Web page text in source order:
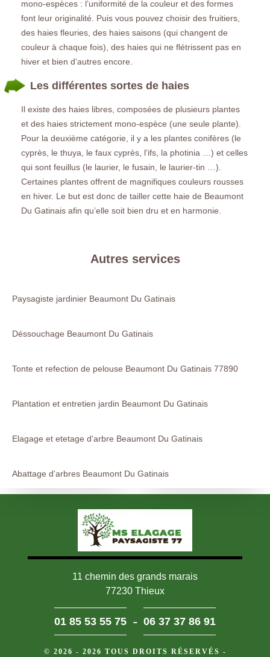
mono-espèces : l’uniformité de la couleur et des formes
font leur originalité. Puis vous pouvez choisir des fruitiers,
des haies fleuries, des haies saisons (qui changent de
couleur à chaque fois), des haies qui ne flétrissent pas en
hiver et bien d’autres encore.
Les différentes sortes de haies
Il existe des haies libres, composées de plusieurs plantes
et des haies strictement mono-espèce (une seule plante).
Pour la deuxième catégorie, il y a les plantes conifères (le
cyprès, le thuya, le faux cyprès, l’ifs, la photinia …) et celles
qui sont feuillus (le laurier, le fusain, le laurier-tin …).
Certaines plantes offrent de magnifiques couleurs rousses
en hiver. Le but est donc de tailler cette haie de Beaumont
Du Gatinais afin qu’elle soit bien dru et en harmonie.
Autres services
Paysagiste jardinier Beaumont Du Gatinais
Déssouchage Beaumont Du Gatinais
Tonte et refection de pelouse Beaumont Du Gatinais 77890
Plantation et entretien jardin Beaumont Du Gatinais
Elagage et etetage d'arbre Beaumont Du Gatinais
Abattage d'arbres Beaumont Du Gatinais
11 chemin des grands marais
77230 Thieux
01 85 53 55 75 - 06 37 37 86 91
© 2026 - 2026 TOUS DROITS RÉSERVÉS -